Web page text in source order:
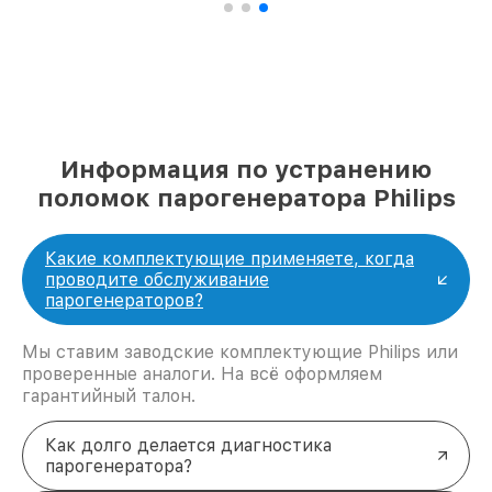
Информация по устранению
поломок парогенератора Philips
Какие комплектующие применяете, когда
проводите обслуживание
парогенераторов?
Мы ставим заводские комплектующие Philips или
проверенные аналоги. На всё оформляем
гарантийный талон.
Как долго делается диагностика
парогенератора?